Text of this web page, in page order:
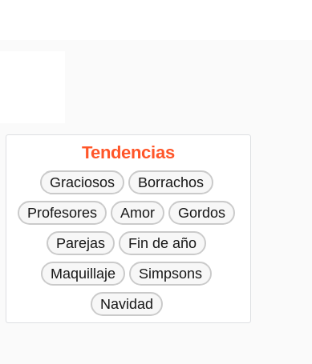
Tendencias
Graciosos
Borrachos
Profesores
Amor
Gordos
Parejas
Fin de año
Maquillaje
Simpsons
Navidad